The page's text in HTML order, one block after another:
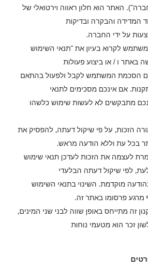
האתר הוא חלון ראווה וירטואלי של
המדידה והבקרה ובדיקות
על ידי החברה.
לקרוא בעיון את "תנאי השימוש
באתר ו / או ביצוע פעולות
הסכמת המשתמש לקבל ולפעול בהתאם
אם אינכם מסכימים לתנאי
מתבקשים לא לעשות שימוש כלשהו
הזכות, על פי שיקול דעתה, להפסיק את
בכל עת וללא הודעה מראש.
לעצמה את הזכות לעדכן תנאי שימוש
לפי שיקול דעתה הבלעדי
מוקדמת. השינוי בתנאי השימוש
מרגע פרסומו באתר זה.
זה מתייחס באופן שווה לבני שני המינים,
זכר הוא מטעמי נוחות